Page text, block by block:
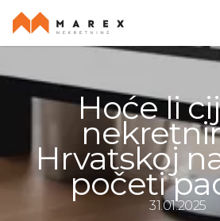
Hoće li
Hrvatskoj
početi
31.01.2025